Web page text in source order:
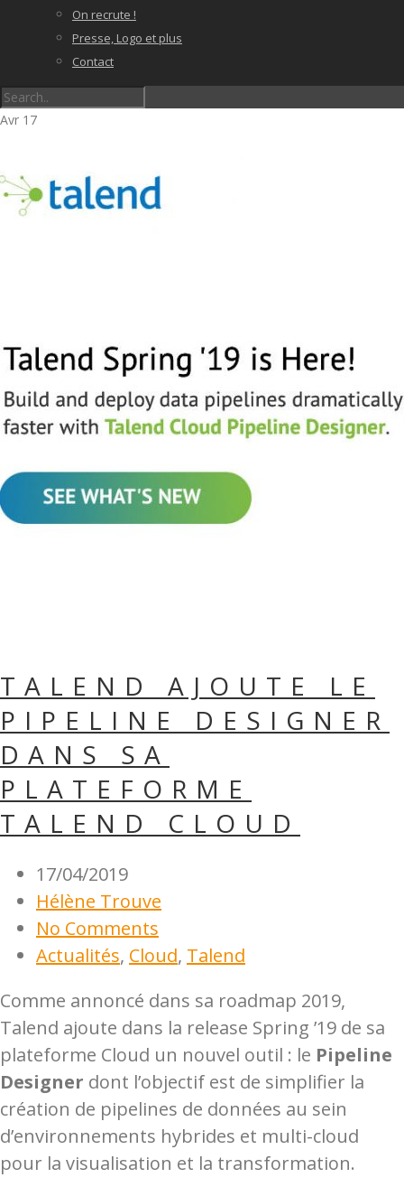
On recrute !
Presse, Logo et plus
Contact
Avr 17
TALEND AJOUTE LE
PIPELINE DESIGNER
DANS SA
PLATEFORME
TALEND CLOUD
17/04/2019
Hélène Trouve
No Comments
Actualités, Cloud, Talend
Comme annoncé dans sa roadmap 2019,
Talend ajoute dans la release Spring ’19 de sa
plateforme Cloud un nouvel outil : le Pipeline
Designer dont l’objectif est de simplifier la
création de pipelines de données au sein
d’environnements hybrides et multi-cloud
pour la visualisation et la transformation.